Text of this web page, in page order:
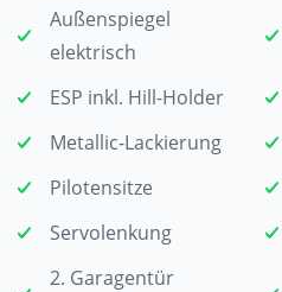
Außenspiegel
elektrisch
ESP inkl. Hill-Holder
Metallic-Lackierung
Pilotensitze
Servolenkung
2. Garagentür